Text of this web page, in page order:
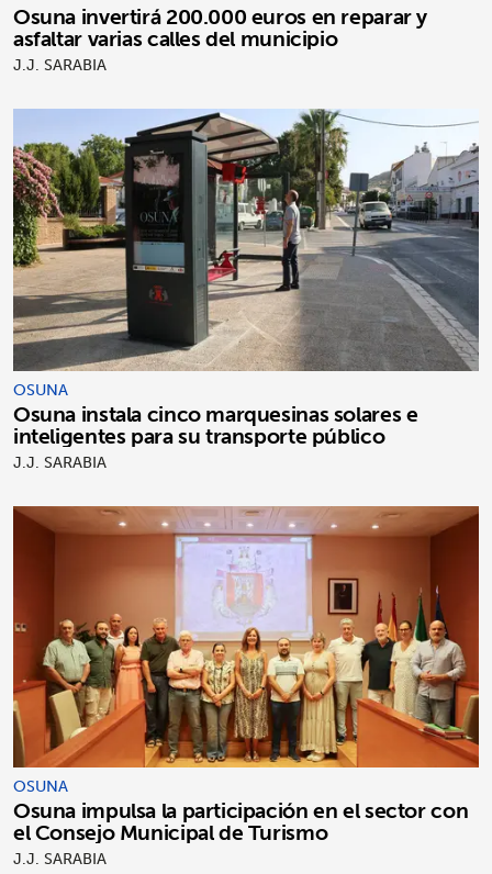
Osuna invertirá 200.000 euros en reparar y
asfaltar varias calles del municipio
J.J. SARABIA
OSUNA
Osuna instala cinco marquesinas solares e
inteligentes para su transporte público
J.J. SARABIA
OSUNA
Osuna impulsa la participación en el sector con
el Consejo Municipal de Turismo
J.J. SARABIA